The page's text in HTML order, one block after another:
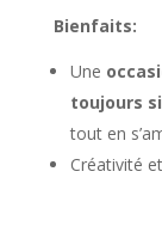
Bienfaits:
Une
toujours
tout en
Créativité